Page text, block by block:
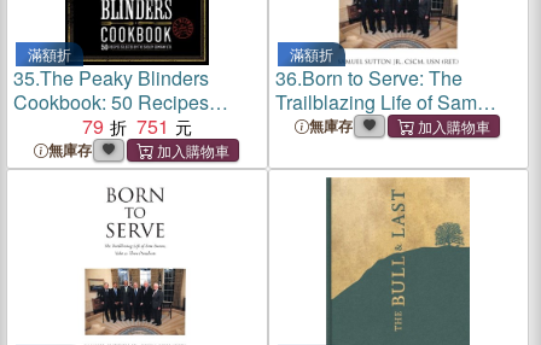
滿額折
35.The Peaky Blinders
Cookbook: 50 Recipes
Selected by the Shelby
Company Ltd
79 751
無庫存
滿額折
36.Born to Serve: The
Trailblazing Life of Sam
Sutton, Valet to Three
無庫存